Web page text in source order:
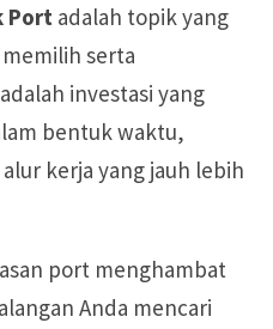
Port adalah topik yang
serta
investasi yang
bentuk waktu,
kerja yang jauh lebih
port menghambat
Anda mencari